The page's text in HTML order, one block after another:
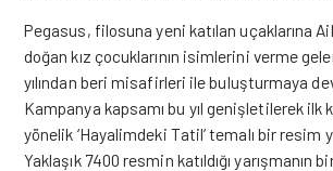
Pegasus, filosuna yeni katılan uçaklarına
doğan kız çocuklarının isimlerini verme
yılından beri misafirleri ile buluşturmaya
Kampanya kapsamı bu yıl genişletilerek ilk
yönelik ‘Hayalimdeki Tatil’ temalı bir resim
Yaklaşık 7400 resmin katıldığı yarışmanın